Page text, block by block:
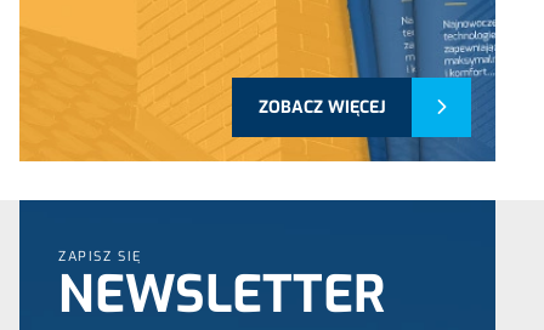
ZOBACZ WIĘCEJ
ZAPISZ SIĘ
NEWSLETTER